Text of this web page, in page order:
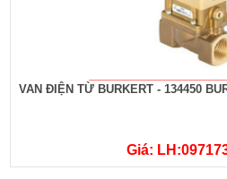
VAN ĐIỆN TỪ BURKERT - 134450
Giá: